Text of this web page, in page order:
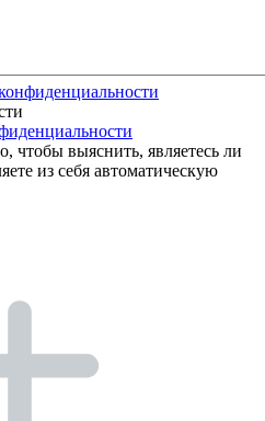
чтобы выяснить, являетесь ли
из себя автоматическую